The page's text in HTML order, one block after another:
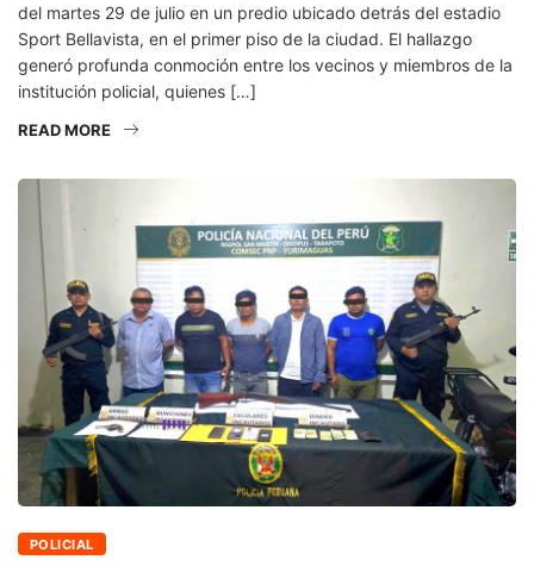
del martes 29 de julio en un predio ubicado detrás del estadio
Sport Bellavista, en el primer piso de la ciudad. El hallazgo
generó profunda conmoción entre los vecinos y miembros de la
institución policial, quienes […]
READ MORE
POLICIAL